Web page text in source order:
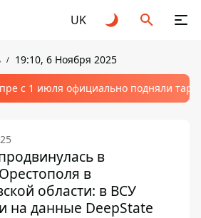
UK
19:10, 6 Ноября 2025
с 1 июля официально подняли
в
в
области: в ВСУ
на данные DeepState